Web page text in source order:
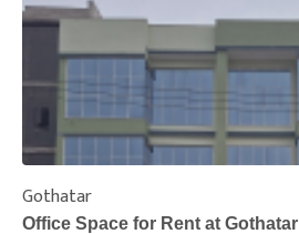
Gothatar
Office Space for Rent at Gothatar